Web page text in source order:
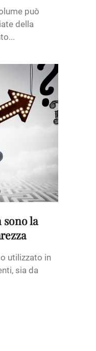
può
della
la
utilizzato in
sia da